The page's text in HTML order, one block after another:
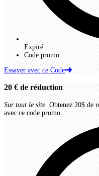
Expiré
Code promo
Essayer avec ce Code
20 € de réduction
Sur tout le site. Obtenez 20$ de
avec ce code promo.